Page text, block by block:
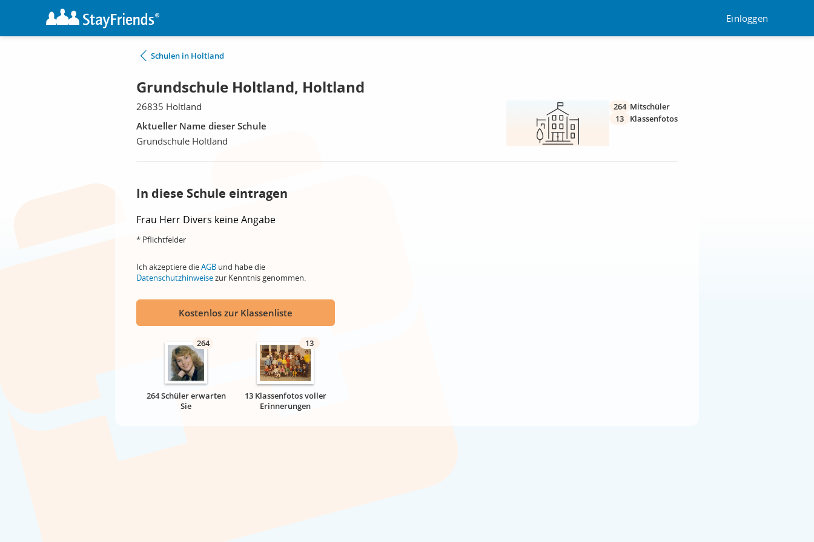
Einloggen
Schulen in Holtland
Grundschule Holtland, Holtland
26835 Holtland
Aktueller Name dieser Schule
Grundschule Holtland
264 Mitschüler
13
Klassenfotos
In diese Schule eintragen
Frau Herr Divers keine Angabe
* Pflichtfelder
Ich akzeptiere dieAGB und habe die
Datenschutzhinweisezur Kenntnis genommen.
Kostenlos zur Klassenliste
264
264 Schüler erwarten
Sie
13
13 Klassenfotos voller
Erinnerungen